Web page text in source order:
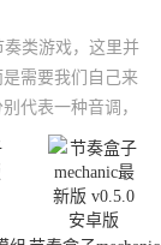
类游戏，这里并
需要我们自己来
代表一种音调，
个性化音乐。在
不通过的版本，